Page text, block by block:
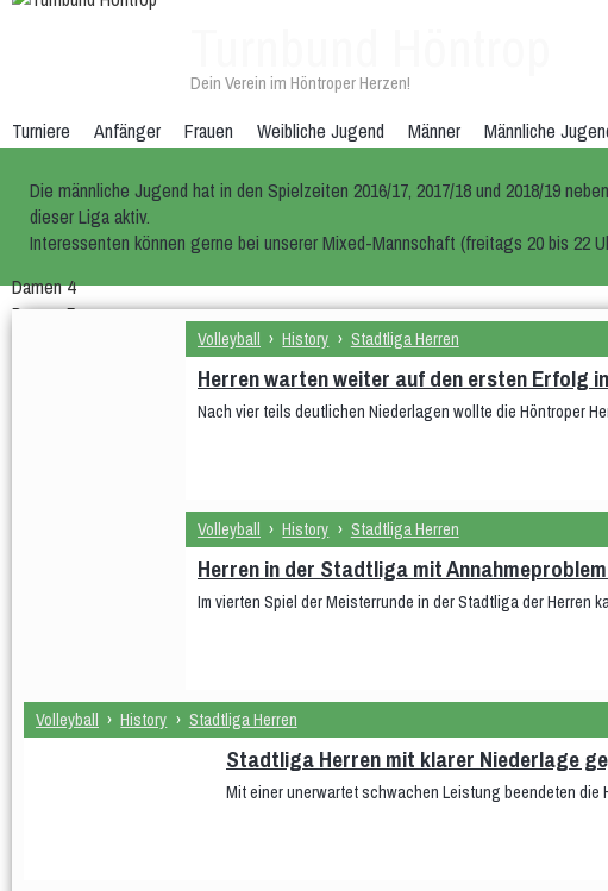
Dein Verein im Höntroper Herzen!
Turniere Anfänger Frauen Weibliche Jugend Männer Männliche
Die männliche Jugend hat in den Spielzeiten 2016/17, 2017/18 und 2018/19
dieser Liga aktiv.
Interessenten können gerne bei unserer Mixed-Mannschaft (freitags 20 bis 22
Damen 4
Damen 5
Volleyball › History › Stadtliga Herren
Herren warten weiter auf den ersten Erfolg
Nach vier teils deutlichen Niederlagen wollte die Höntroper
Volleyball › History › Stadtliga Herren
Herren in der Stadtliga mit
Im vierten Spiel der Meisterrunde in der Stadtliga der Herren
Volleyball › History › Stadtliga Herren
Stadtliga Herren mit klarer Niederlage
Mit einer unerwartet schwachen Leistung beendeten